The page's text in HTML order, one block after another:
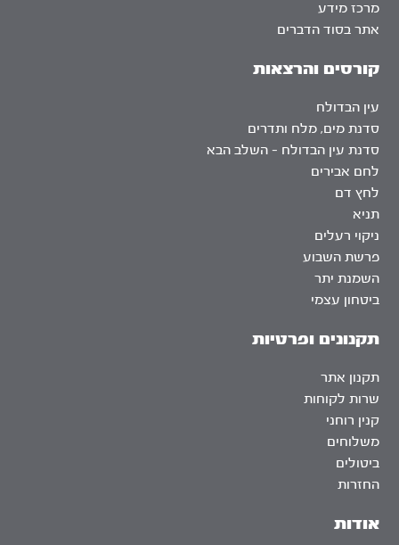
אודות
מרכז מידע
אתר בסוד הדברים
קורסים והרצאות
עין הבדולח
סדנת מים, מלח ותדרים
סדנת עין הבדולח – השלב הבא
לחם אבירים
לחץ דם
תניא
ניקוי רעלים
פרשת השבוע
השמנת יתר
ביטחון עצמי
תקנונים ופרטיות
תקנון אתר
שרות לקוחות
קנין רוחני
משלוחים
ביטולים
החזרות